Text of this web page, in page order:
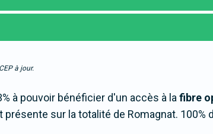
à jour.
à pouvoir bénéficier d'un accès à lafibre
présente sur la totalité de Romagnat.